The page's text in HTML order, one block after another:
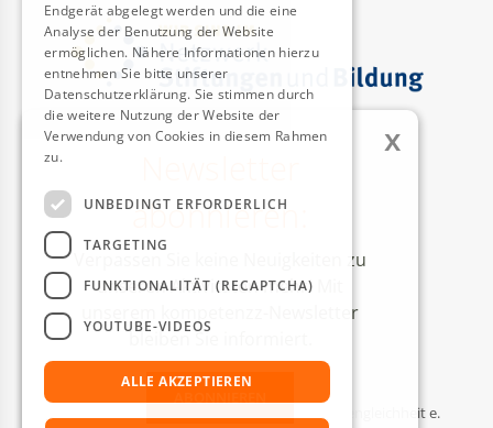
AUSZEICHNUNGEN
© Kompetenzzentrum Technik-Diversity-Chancengleichheit e.
abonnieren:
Verpassen Sie keine Neuigkeiten zu
unseren Aktivitäten mehr! Mit
unserem kompetenzz-Newsletter
bleiben Sie informiert.
x
Endgerät abgelegt werden und die eine
Analyse der Benutzung der Website
ermöglichen. Nähere Informationen hierzu
entnehmen Sie bitte unserer
Datenschutzerklärung. Sie stimmen durch
die weitere Nutzung der Website der
Verwendung von Cookies in diesem Rahmen
zu.
UNBEDINGT ERFORDERLICH
TARGETING
FUNKTIONALITÄT (RECAPTCHA)
YOUTUBE-VIDEOS
ALLE AKZEPTIEREN